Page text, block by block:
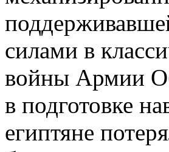
силами в
войны Армии
в подготовке
египтяне